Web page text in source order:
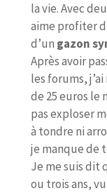
la vie. Avec
aime profiter
d’un gazon
Après avoir
les forums,
de 25 euros le
pas exploser
à tondre ni
je manque de
Je me suis dit
ou trois ans,